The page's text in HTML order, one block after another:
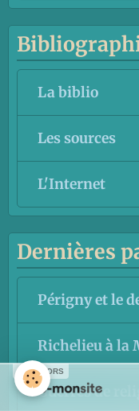
La biblio
Les sources
L'Internet
Dernières
Périgny et le
Richelieu à la
Guerres de
SPONSORS